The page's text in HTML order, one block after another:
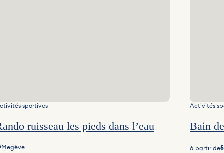
ruisseau les pieds dans l’eau
sportives
Megève
Bain
Activités
à partir de